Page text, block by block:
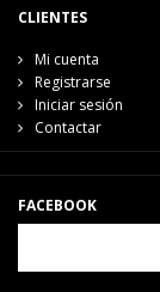
CLIENTES
Mi cuenta
Registrarse
Iniciar sesión
Contactar
FACEBOOK